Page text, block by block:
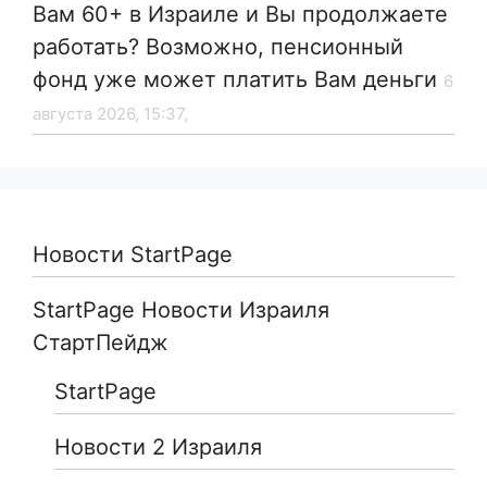
Вам 60+ в Израиле и Вы продолжаете
работать? Возможно, пенсионный
фонд уже может платить Вам деньги 6
августа 2026, 15:37,
Новости StartPage
StartPage Новости Израиля
СтартПейдж
StartPage
Новости 2 Израиля